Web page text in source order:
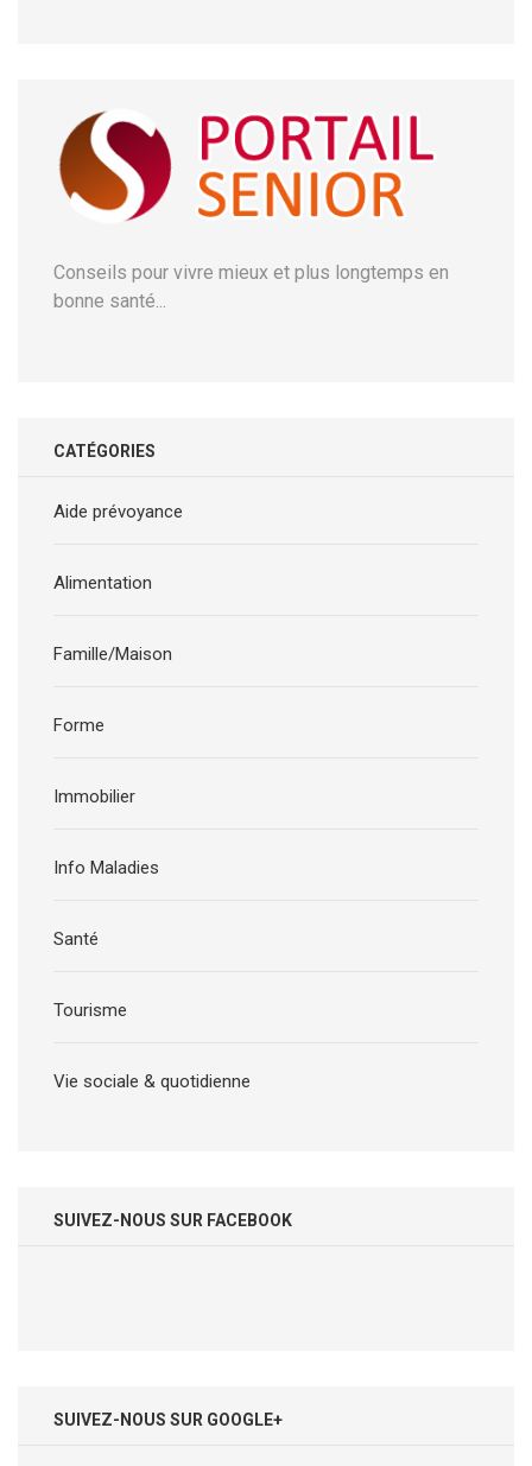
Conseils pour vivre mieux et plus longtemps en
bonne santé...
CATÉGORIES
Aide prévoyance
Alimentation
Famille/Maison
Forme
Immobilier
Info Maladies
Santé
Tourisme
Vie sociale & quotidienne
SUIVEZ-NOUS SUR FACEBOOK
SUIVEZ-NOUS SUR GOOGLE+